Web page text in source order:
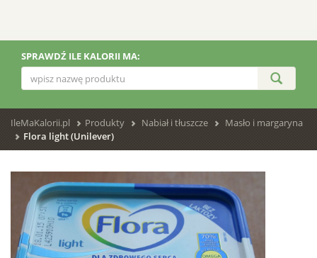
SPRAWDŹ ILE KALORII MA:
IleMaKalorii.pl Produkty Nabiał i tłuszcze
Masło i margaryna
Flora light (Unilever)